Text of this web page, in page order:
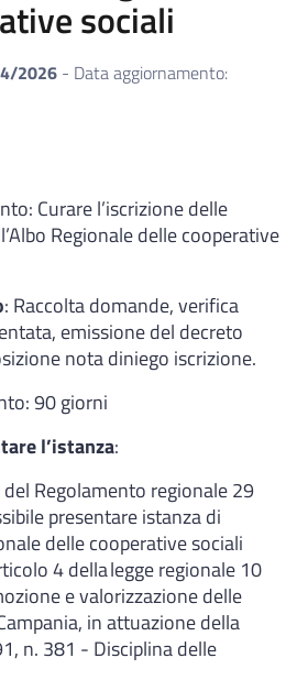
sociali
2026 - Data aggiornamento:
Curare l’iscrizione delle
Regionale delle cooperative
: Raccolta domande, verifica
emissione del decreto
nota diniego iscrizione.
90 giorni
l’istanza:
Regolamento regionale 29
presentare istanza di
delle cooperative sociali
4 della legge regionale 10
e valorizzazione delle
in attuazione della
n. 381 - Disciplina delle